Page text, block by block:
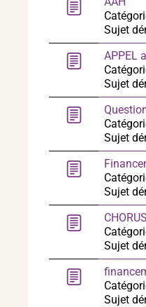
Sujet
APPEL
Sujet
Sujet
Sujet
CHORUS
Sujet
Sujet